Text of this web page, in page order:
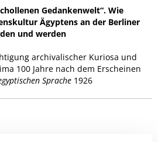
Gedankenwelt“. Wie
Ägyptens an der Berliner
und werden
archivalischer Kuriosa und
100 Jahre nach dem Erscheinen
Sprache 1926